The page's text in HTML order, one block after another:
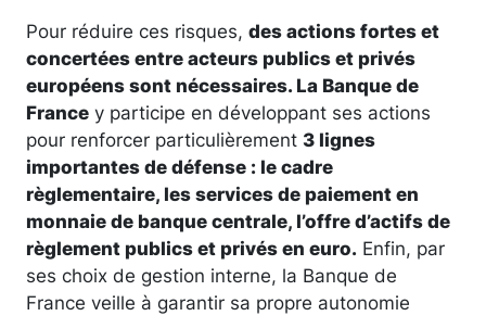
Pour réduire ces risques, des actions fortes et
concertées entre acteurs publics et privés
européens sont nécessaires. La Banque de
France y participe en développant ses actions
pour renforcer particulièrement 3 lignes
importantes de défense : le cadre
règlementaire, les services de paiement en
monnaie de banque centrale, l’offre d’actifs de
règlement publics et privés en euro. Enfin, par
ses choix de gestion interne, la Banque de
France veille à garantir sa propre autonomie